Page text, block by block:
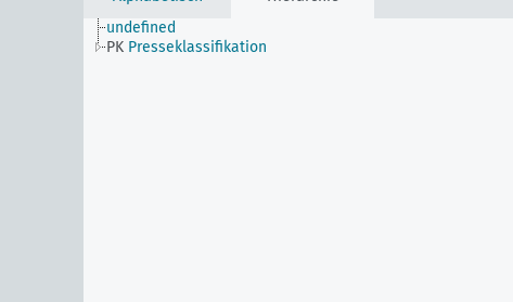
undefined
PK Presseklassifikation